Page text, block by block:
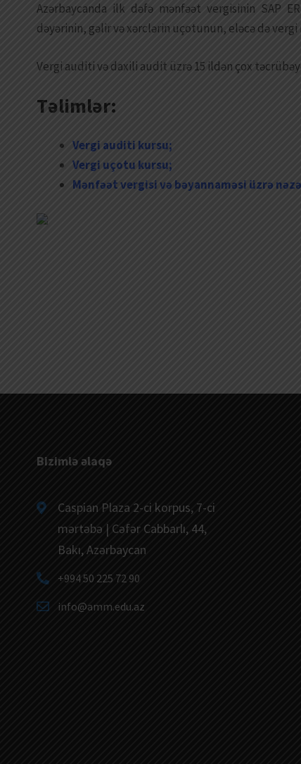
Azərbaycanda ilk dəfə mənfəət vergisinin SAP
dəyərinin, gəlir və xərclərin uçotunun, eləcə də
Vergi auditi və daxili audit üzrə 15 ildən çox
Təlimlər:
Vergi auditi kursu;
Vergi uçotu kursu;
Mənfəət vergisi və bəyannaməsi üzrə
Bizimlə əlaqə
Caspian Plaza 2-ci korpus, 7-ci
mərtəbə | Cəfər Cabbarlı, 44,
Bakı, Azərbaycan
+994 50 225 72 90
info@amm.edu.az